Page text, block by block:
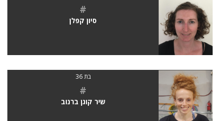
#
סיון קפלן
בת 36
#
שיר קוגן ברנוב